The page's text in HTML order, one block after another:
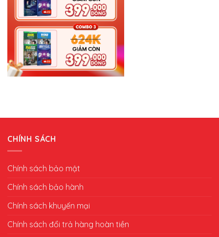
CHÍNH SÁCH
Chính sách bảo mật
Chính sách bảo hành
Chính sách khuyến mại
Chính sách đổi trả hàng hoàn tiền